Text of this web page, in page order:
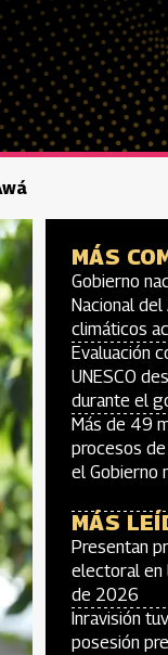
MÁS
Gobierno
Nacional
climáticos
Evaluación
UNESCO
durante el
Más de 49
procesos
el Gobierno
MÁS
Presentan
electoral en
de 2026
Inravisión
posesión